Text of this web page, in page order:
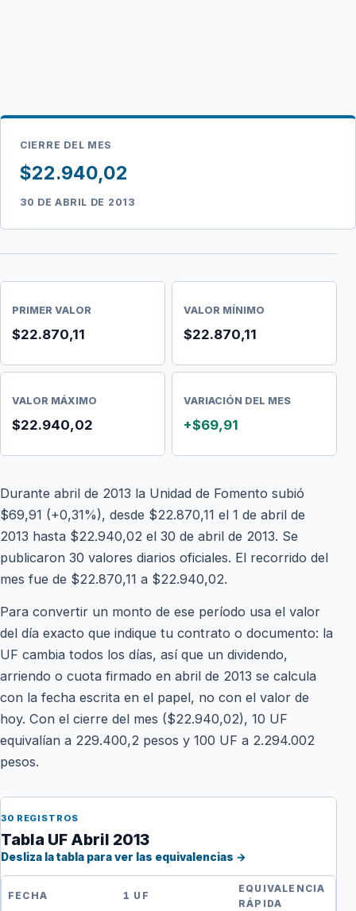
CIERRE DEL MES
$22.940,02
30 DE ABRIL DE 2013
PRIMER VALOR
$22.870,11
VALOR MÍNIMO
$22.870,11
VALOR MÁXIMO
$22.940,02
VARIACIÓN DEL MES
+$69,91
Durante abril de 2013 la Unidad de Fomento subió
$69,91 (+0,31%), desde $22.870,11 el 1 de abril de
2013 hasta $22.940,02 el 30 de abril de 2013. Se
publicaron 30 valores diarios oficiales. El recorrido del
mes fue de $22.870,11 a $22.940,02.
Para convertir un monto de ese período usa el valor
del día exacto que indique tu contrato o documento: la
UF cambia todos los días, así que un dividendo,
arriendo o cuota firmado en abril de 2013 se calcula
con la fecha escrita en el papel, no con el valor de
hoy. Con el cierre del mes ($22.940,02), 10 UF
equivalían a 229.400,2 pesos y 100 UF a 2.294.002
pesos.
30 REGISTROS
Tabla UF Abril 2013
Desliza la tabla para ver las equivalencias →
FECHA 1 UF
EQUIVALENCIA
RÁPIDA